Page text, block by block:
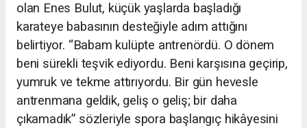
olan Enes Bulut, küçük yaşlarda başladığı
karateye babasının desteğiyle adım attığını
belirtiyor. “Babam kulüpte antrenördü. O dönem
beni sürekli teşvik ediyordu. Beni karşısına geçirip,
yumruk ve tekme attırıyordu. Bir gün hevesle
antrenmana geldik, geliş o geliş; bir daha
çıkamadık” sözleriyle spora başlangıç hikâyesini